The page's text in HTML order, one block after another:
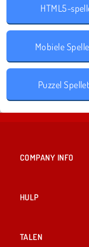
HTML5-
Mobiele
Puzzel
COMPANY INFO
HULP
TALEN